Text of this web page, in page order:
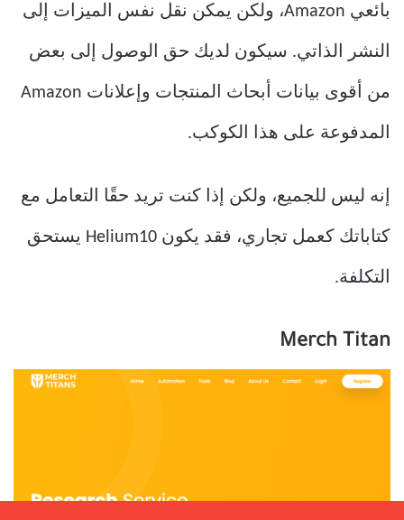
بائعي Amazon، ولكن يمكن نقل نفس الميزات إلى
النشر الذاتي. سيكون لديك حق الوصول إلى بعض
من أقوى بيانات أبحاث المنتجات وإعلانات Amazon
المدفوعة على هذا الكوكب.
إنه ليس للجميع، ولكن إذا كنت تريد حقًا التعامل مع
كتاباتك كعمل تجاري، فقد يكون Helium10 يستحق
التكلفة.
Merch Titan